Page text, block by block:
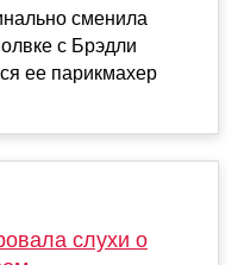
сменила
с Брэдли
ее парикмахер
слухи о